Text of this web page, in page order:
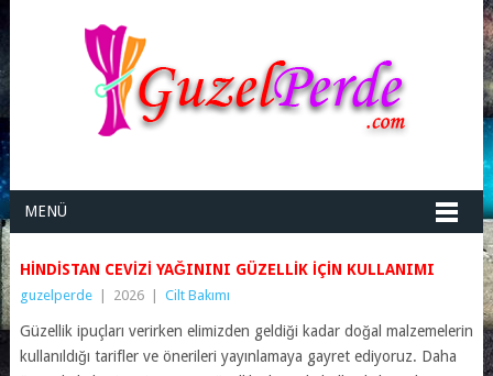
MENÜ
HINDISTAN CEVIZI YAĞININI GÜZELLIK IÇIN KULLANIMI
guzelperde 2026 Cilt Bakımı
Güzellik ipuçları verirken elimizden geldiği kadar doğal malzemelerin
kullanıldığı tarifler ve önerileri yayınlamaya gayret ediyoruz. Daha